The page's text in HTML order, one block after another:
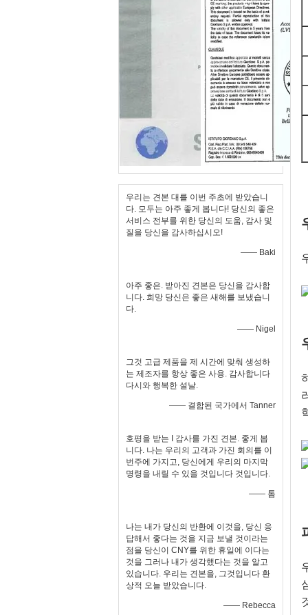
우리는 견본 대를 이번 주초에 받았습니
다. 모두는 아주 좋게 봅니다! 당신의 좋은
서비스 전부를 위한 당신의 도움, 감사 및
질을 당신을 감사하십시오!
—— Baki
아주 좋은. 받아진 견본은 당신을 감사합
니다. 희망 당신은 좋은 새해를 보냈습니
다.
—— Nigel
그것 고급 제품을 제 시간에 맞춰 생성하
는 제조자를 항상 좋은 사용. 감사합니다
다시와 행복한 설날.
—— 결합된 국가에서 Tanner
호평을 받는 I 감사를 가진 견본. 좋게 봅
니다. 나는 우리의 고객과 가진 회의를 이
번주에 가지고, 당신에게 우리의 마지막
명령을 내릴 수 있을 것입니다 것입니다.
—— 톰
나는 내가 당신의 반환에 이것을, 당신 응
답해서 좋다는 것을 지금 보낼 것이라는
점을 당신이 CNY를 위한 휴일에 이다는
것을 그러나 내가 생각했다는 것을 알고
있습니다. 우리는 견본을, 그것입니다 환
상적 오늘 받았습니다.
—— Rebecca